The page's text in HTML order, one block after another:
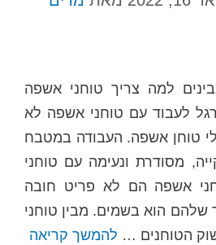
למה צריך טוחני אשפה
לעבוד עם טוחני אשפה לא
טוחן אשפה. העבודה במטבח
מסודרת ונעימה עם טוחני
אשפה הם לא פריט חובה
שלהם הוא בשמים. מבין טוחני
הטוחנים … להמשך קריאה